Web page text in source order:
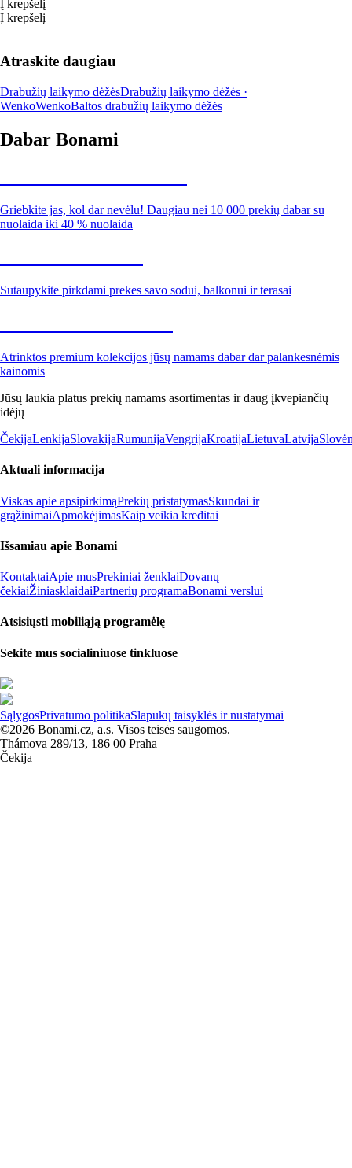
Į krepšelį
Į krepšelį
Atraskite daugiau
Drabužių laikymo dėžėsDrabužių laikymo dėžės ·
WenkoWenkoBaltos drabužių laikymo dėžės
Dabar Bonami
Griebkite jas, kol dar nevėlu! Daugiau nei 10 000 prekių dabar su
nuolaida iki 40 % nuolaida
Sutaupykite pirkdami prekes savo sodui, balkonui ir terasai
Atrinktos premium kolekcijos jūsų namams dabar dar palankesnėmis
kainomis
Jūsų laukia platus prekių namams asortimentas ir daug įkvepiančių
idėjų
ČekijaLenkijaSlovakijaRumunijaVengrijaKroatijaLietuvaLatvija
Aktuali informacija
Viskas apie apsipirkimąPrekių pristatymasSkundai ir
grąžinimaiApmokėjimasKaip veikia kreditai
Išsamiau apie Bonami
KontaktaiApie musPrekiniai ženklaiDovanų
čekiaiŽiniasklaidaiPartnerių programaBonami verslui
Atsisiųsti mobiliąją programėlę
Sekite mus socialiniuose tinkluose
SąlygosPrivatumo politikaSlapukų taisyklės ir nustatymai
©2026 Bonami.cz, a.s. Visos teisės saugomos.
Thámova 289/13, 186 00 Praha
Čekija